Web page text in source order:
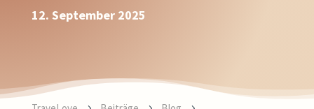
12. September 2025